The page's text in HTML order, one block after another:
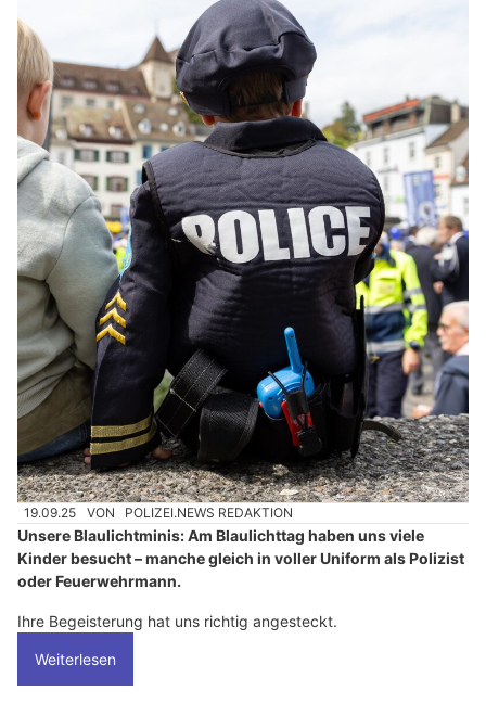
19.09.25 VON POLIZEI.NEWS REDAKTION
Unsere Blaulichtminis: Am Blaulichttag haben uns viele
Kinder besucht – manche gleich in voller Uniform als Polizist
oder Feuerwehrmann.
Ihre Begeisterung hat uns richtig angesteckt.
Weiterlesen